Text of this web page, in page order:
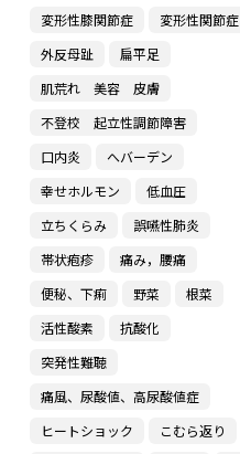
変形性膝関節症
変形性関節症
外反母趾
扁平足
肌荒れ 美容 皮膚
不登校 起立性調節障害
口内炎
へバーデン
幸せホルモン
低血圧
立ちくらみ
誤嚥性肺炎
帯状疱疹
痛み，腰痛
便秘、下痢
野菜
根菜
活性酸素
抗酸化
突発性難聴
痛風、尿酸値、高尿酸値症
ヒートショック
こむら返り